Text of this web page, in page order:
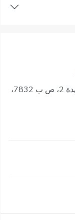
شارع عمان، بالقرب من بناية بيت الخير، النهدة 2، ص ب 7832،